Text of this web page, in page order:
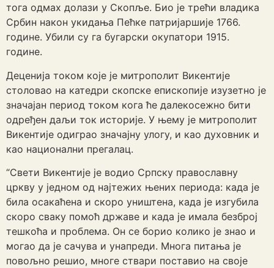
тога одмах долази у Скопље. Био је трећи владика
Србин након укидања Пећке патријаршије 1766.
године. Убили су га бугарски окупатори 1915.
године.
Деценија током које је митрополит Викентије
столовао на катедри скопске епископије изузетно је
значајан период током кога ће далекосежно бити
одређен даљи ток историје. У њему је митрополит
Викентије одиграо значајну улогу, и као духовник и
као национални прегалац.
“Свети Викентије је водио Српску православну
цркву у једном од најтежих њених периода: када је
била осакаћена и скоро уништена, када је изгубила
скоро сваку помоћ државе и када је имала безброј
тешкоћа и проблема. Он се борио колико је знао и
могао да је сачува и унапреди. Многа питања је
повољно решио, многе ствари поставио на своје